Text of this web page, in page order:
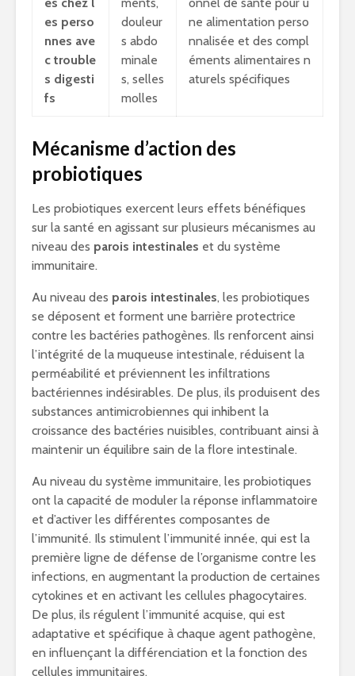
es perso
nnes ave
c trouble
s digesti
fs
douleur
s abdo
minale
s, selles
molles
ne alimentation perso
nnalisée et des compl
éments alimentaires n
aturels spécifiques
Mécanisme d’action des
probiotiques
Les probiotiques exercent leurs effets bénéfiques
sur la santé en agissant sur plusieurs mécanismes au
niveau des parois intestinales et du système
immunitaire.
Au niveau des parois intestinales, les probiotiques
se déposent et forment une barrière protectrice
contre les bactéries pathogènes. Ils renforcent ainsi
l’intégrité de la muqueuse intestinale, réduisent la
perméabilité et préviennent les infiltrations
bactériennes indésirables. De plus, ils produisent des
substances antimicrobiennes qui inhibent la
croissance des bactéries nuisibles, contribuant ainsi à
maintenir un équilibre sain de la flore intestinale.
Au niveau du système immunitaire, les probiotiques
ont la capacité de moduler la réponse inflammatoire
et d’activer les différentes composantes de
l’immunité. Ils stimulent l’immunité innée, qui est la
première ligne de défense de l’organisme contre les
infections, en augmentant la production de certaines
cytokines et en activant les cellules phagocytaires.
De plus, ils régulent l’immunité acquise, qui est
adaptative et spécifique à chaque agent pathogène,
en influençant la différenciation et la fonction des
cellules immunitaires.